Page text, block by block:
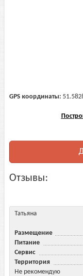
GPS координаты:
Отзывы:
Татьяна
Размещение
Питание
Сервис
Территория
Не рекомендую